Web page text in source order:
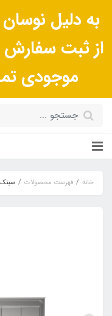
به دلیل
از ثبت
موجودی
خانه فهرست محصولات سینک